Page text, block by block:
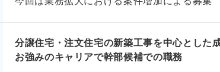
分譲住宅・注文住宅の新築工事を中心とした
お強みのキャリアで幹部候補での職務